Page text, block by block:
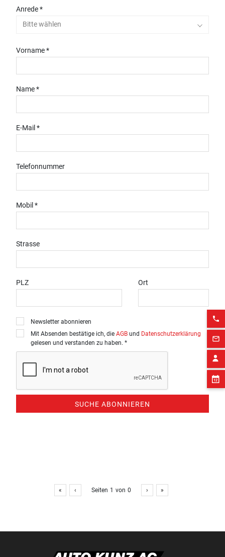
phone
mail_outline
Anrede *
Bitte wählen
Vorname *
Name *
E-Mail *
Telefonnummer
Mobil *
Strasse
PLZ Ort
Newsletter abonnieren
Mit Absenden bestätige ich, die AGB und Datenschutzerklärung
gelesen und verstanden zu haben. *
SUCHE ABONNIEREN
« ‹ Seiten 1 von 0 › »